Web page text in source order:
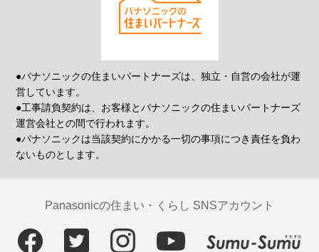
●パナソニックの住まいパートナーズは、独立・自営の会社が運
営しています。
●工事請負契約は、お客様とパナソニックの住まいパートナーズ
運営会社との間で行われます。
●パナソニックは当該契約にかかる一切の事項につき責任を負わ
ないものとします。
Panasonicの住まい・くらし SNSアカウント